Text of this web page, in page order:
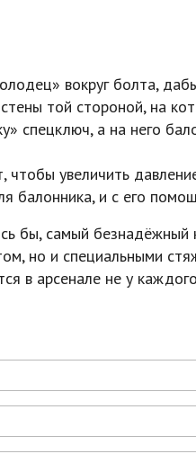
вокруг болта,
той стороной, на
спецключ, а на него
увеличить
и с его
бы, самый
но и специальными
в арсенале не у